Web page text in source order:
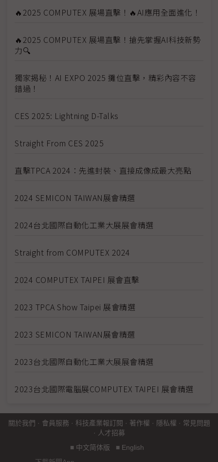
🔥2025 COMPUTEX 展場直擊！🔥AI應用全面進化！
🔥2025 COMPUTEX 展場直擊！搶先掌握AI科技新勢
力🔍
獨家揭秘！AI EXPO 2025 攤位直擊，精彩內容不容
錯過！
CES 2025: Lightning D-Talks
Straight From CES 2025
直擊TPCA 2024：先進封裝、直接成像成最大亮點
2024 SEMICON TAIWAN展會精選
2024台北國際自動化工業大展展會精選
Straight from COMPUTEX 2024
2024 COMPUTEX TAIPEI 展會直擊
2023 TPCA Show Taipei 展會精選
2023 SEMICON TAIWAN展會精選
2023台北國際自動化工業大展展會精選
2023台北國際電腦展COMPUTEX TAIPEI 展會精選
關於我們 · 會員服務 · 科技產業報訂閱 · 著作權 · 隱私權 · 常見問題
· 人才招募
■ 中文简体版 ■ English